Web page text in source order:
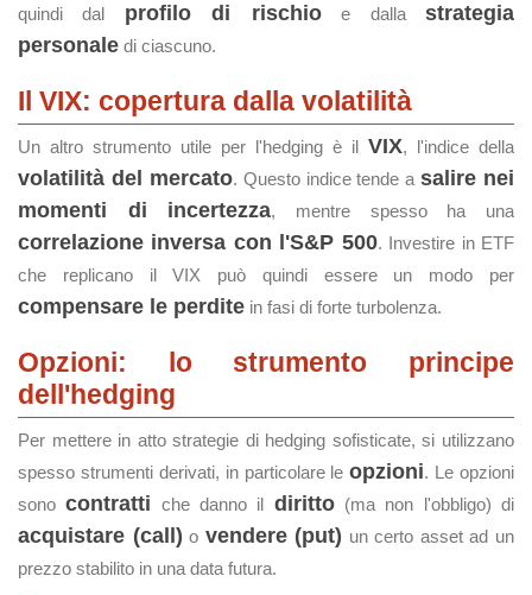
quindi dal profilo di rischioe dallastrategia
personale di ciascuno.
Il VIX: copertura dalla volatilità
Un altro strumento utile per l'hedging è il VIX, l'indice della
volatilità del mercato. Questo indice tende asalire nei
momenti di incertezza, mentre spesso ha una
correlazione inversa con l'S&P 500. Investire in ETF
che replicano il VIX può quindi essere un modo per
compensare le perdite in fasi di forte turbolenza.
Opzioni: lo strumento principe
dell'hedging
Per mettere in atto strategie di hedging sofisticate, si utilizzano
spesso strumenti derivati, in particolare leopzioni. Le opzioni
sonocontratti che danno il diritto(ma non l'obbligo) di
acquistare (call) o vendere (put) un certo asset ad un
prezzo stabilito in una data futura.